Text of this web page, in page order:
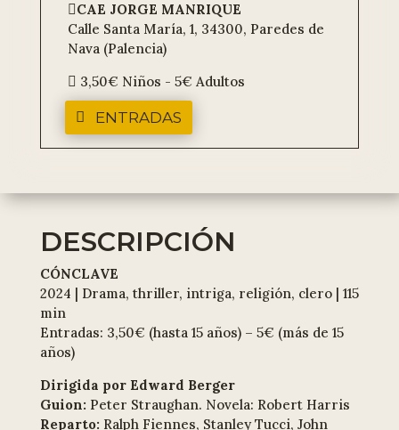
CAE JORGE MANRIQUE
Calle Santa María, 1, 34300, Paredes de
Nava (Palencia)
 3,50€ Niños - 5€ Adultos
ENTRADAS
DESCRIPCIÓN
CÓNCLAVE
2024 | Drama, thriller, intriga, religión, clero | 115
min
Entradas: 3,50€ (hasta 15 años) – 5€ (más de 15
años)
Dirigida por Edward Berger
Guion: Peter Straughan. Novela: Robert Harris
Reparto: Ralph Fiennes, Stanley Tucci, John